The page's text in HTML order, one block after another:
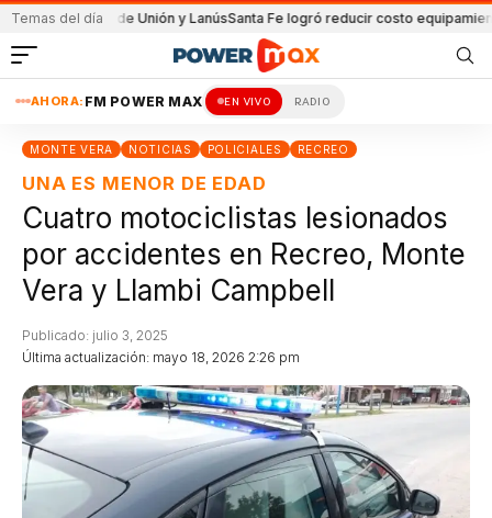
Temas del día
de Unión y LanúsSanta Fe logró reducir costo equipamiento
AHORA: FM POWER MAX EN VIVO RADIO
MONTE VERA NOTICIAS POLICIALES RECREO
UNA ES MENOR DE EDAD
Cuatro motociclistas lesionados
por accidentes en Recreo, Monte
Vera y Llambi Campbell
Última actualización: mayo 18, 2026 2:26 pm
Publicado: julio 3, 2025